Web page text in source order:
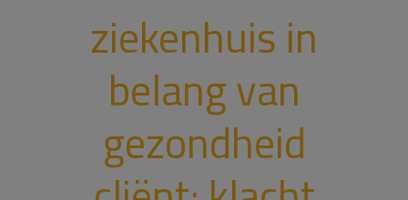
ziekenhuis in
belang van
gezondheid